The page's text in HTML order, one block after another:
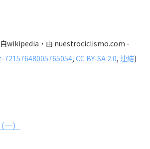
wikipedia，由 nuestrociclismo.com -
, CC BY-SA 2.0, 連結)
）